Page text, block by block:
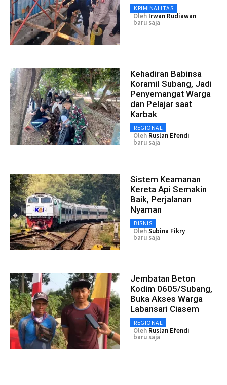
KRIMINALITAS
Oleh Irwan Rudiawan
baru saja
Kehadiran Babinsa
Koramil Subang, Jadi
Penyemangat Warga
dan Pelajar saat
Karbak
REGIONAL
Oleh Ruslan Efendi
baru saja
Sistem Keamanan
Kereta Api Semakin
Baik, Perjalanan
Nyaman
BISNIS
OlehSubina Fikry
baru saja
Jembatan Beton
Kodim 0605/Subang,
Buka Akses Warga
Labansari Ciasem
REGIONAL
Oleh Ruslan Efendi
baru saja